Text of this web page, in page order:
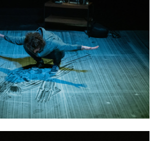
INCONNU